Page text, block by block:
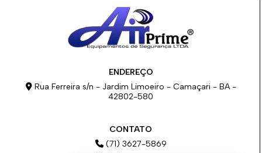
ENDEREÇO
Rua Ferreira s/n - Jardim Limoeiro - Camaçari - BA -
42802-580
CONTATO
(71) 3627-5869